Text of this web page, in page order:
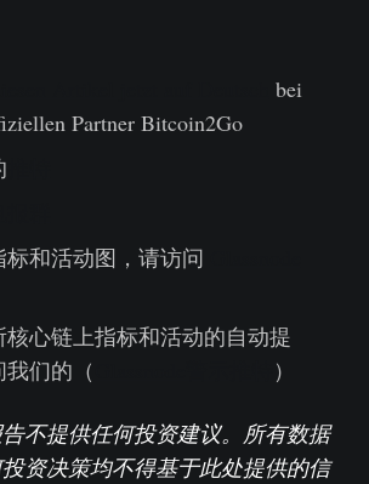
bei
Partner Bitcoin2Go
标和活动图，请访问
核心链上指标和活动的自动提
们的（
）
不提供任何投资建议。所有数据
资决策均不得基于此处提供的信